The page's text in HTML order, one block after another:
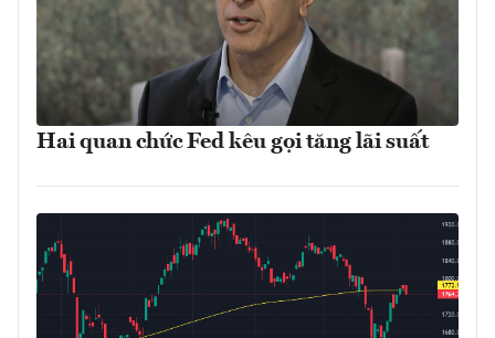
Hai quan chức Fed kêu gọi tăng lãi suất